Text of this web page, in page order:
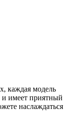
каждая модель
и имеет приятный
наслаждаться